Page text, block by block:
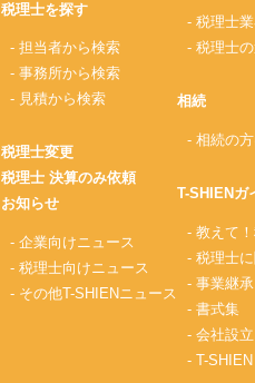
税理士を探す
- 担当者から検索
- 事務所から検索
- 見積から検索
税理士変更
税理士 決算のみ依頼
お知らせ
- 企業向けニュース
- 税理士向けニュース
- その他T-SHIENニュース
- 税理士
- 税理士
相続
- 相続の
T-SHIENガ
- 教えて
- 税理士
- 事業継承
- 書式集
- 会社設立
- T-